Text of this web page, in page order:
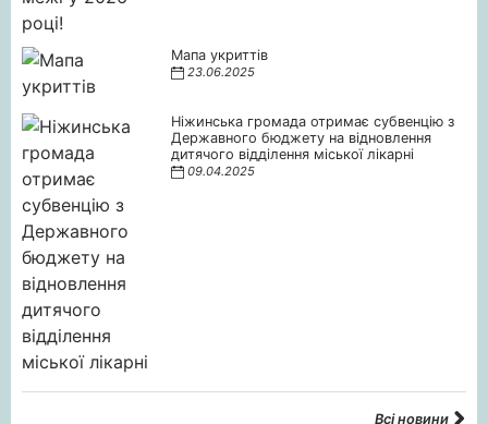
Мапа укриттів
23.06.2025
Ніжинська громада отримає субвенцію з
Державного бюджету на відновлення
дитячого відділення міської лікарні
09.04.2025
Всі новини